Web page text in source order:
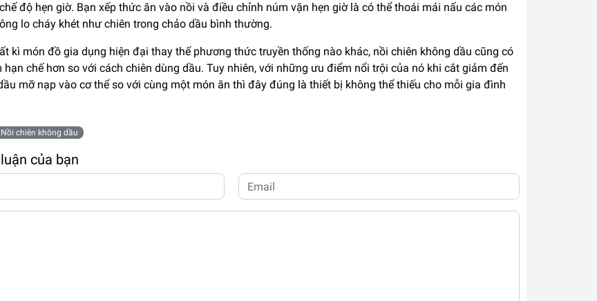
độ hẹn giờ. Bạn xếp thức ăn vào nồi và điều chỉnh núm vặn hẹn giờ là có thể thoái mái nấu các món
lo cháy khét như chiên trong chảo dầu bình thường.
kì món đồ gia dụng hiện đại thay thế phương thức truyền thống nào khác, nồi chiên không dầu cũng có
hạn chế hơn so với cách chiên dùng dầu. Tuy nhiên, với những ưu điểm nổi trội của nó khi cắt giảm đến
mỡ nạp vào cơ thể so với cùng một món ăn thì đây đúng là thiết bị không thể thiếu cho mỗi gia đình
Nồi chiên không dầu
của bạn